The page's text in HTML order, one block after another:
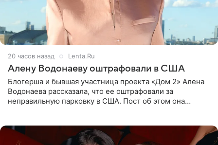
20 часов назад Lenta.Ru
Алену Водонаеву оштрафовали в США
Блогерша и бывшая участница проекта «Дом 2» Алена
Водонаева рассказала, что ее оштрафовали за
неправильную парковку в США. Пост об этом она